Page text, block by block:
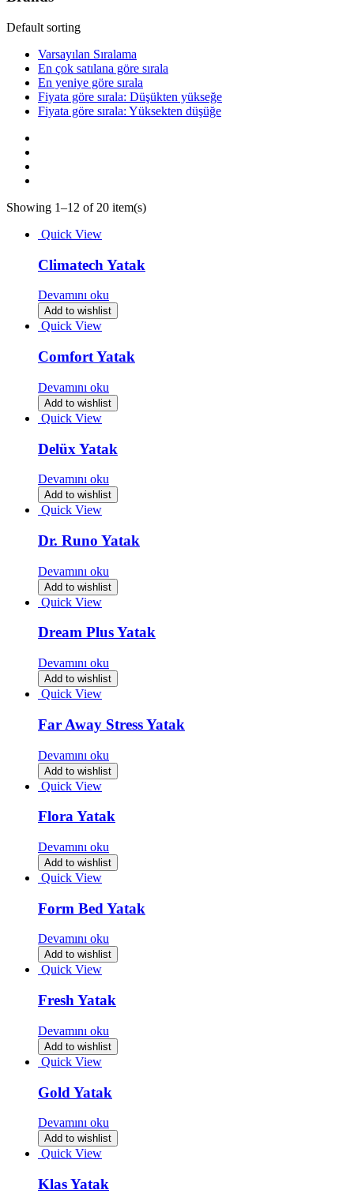
Default sorting
Varsayılan Sıralama
En çok satılana göre sırala
En yeniye göre sırala
Fiyata göre sırala: Düşükten yükseğe
Fiyata göre sırala: Yüksekten düşüğe
Showing 1–12 of 20 item(s)
Quick View
Climatech Yatak
Devamını oku
Add to wishlist
Quick View
Comfort Yatak
Devamını oku
Add to wishlist
Quick View
Delüx Yatak
Devamını oku
Add to wishlist
Quick View
Dr. Runo Yatak
Devamını oku
Add to wishlist
Quick View
Dream Plus Yatak
Devamını oku
Add to wishlist
Quick View
Far Away Stress Yatak
Devamını oku
Add to wishlist
Quick View
Flora Yatak
Devamını oku
Add to wishlist
Quick View
Form Bed Yatak
Devamını oku
Add to wishlist
Quick View
Fresh Yatak
Devamını oku
Add to wishlist
Quick View
Gold Yatak
Devamını oku
Add to wishlist
Quick View
Klas Yatak